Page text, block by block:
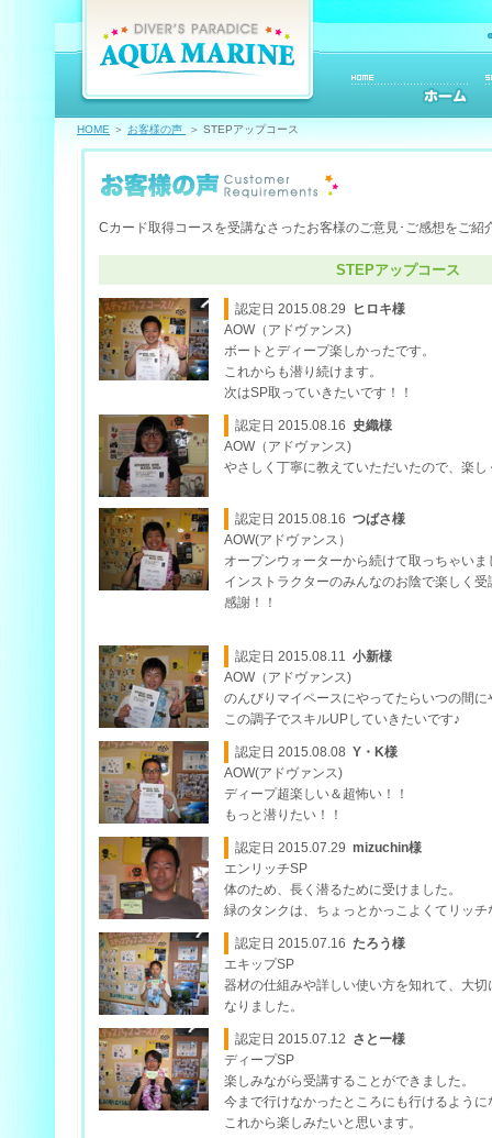
HOME ＞ お客様の声 ＞ STEPアップコース
Cカード取得コースを受講なさったお客様のご意見･ご感想をご紹
STEPアップコース
認定日 2015.08.29
ヒロキ様
AOW（アドヴァンス)
ボートとディープ楽しかったです。
これからも潜り続けます。
次はSP取っていきたいです！！
認定日 2015.08.16 史織様
AOW（アドヴァンス)
やさしく丁寧に教えていただいたので、楽
認定日 2015.08.16 つばさ様
AOW(アドヴァンス）
オープンウォーターから続けて取っちゃいま
インストラクターのみんなのお陰で楽しく
感謝！！
認定日 2015.08.11 小新様
AOW（アドヴァンス)
のんびりマイペースにやってたらいつの間
この調子でスキルUPしていきたいです♪
認定日 2015.08.08 Y・K様
AOW(アドヴァンス)
ディープ超楽しい＆超怖い！！
もっと潜りたい！！
認定日 2015.07.29 mizuchin様
エンリッチSP
体のため、長く潜るために受けました。
緑のタンクは、ちょっとかっこよくてリッ
認定日 2015.07.16 たろう様
エキップSP
器材の仕組みや詳しい使い方を知れて、大
なりました。
認定日 2015.07.12 さとー様
ディープSP
楽しみながら受講することができました。
今まで行けなかったところにも行けるように
これから楽しみたいと思います。